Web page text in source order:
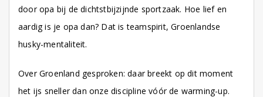
door opa bij de dichtstbijzijnde sportzaak. Hoe lief en
aardig is je opa dan? Dat is teamspirit, Groenlandse
husky-mentaliteit.
Over Groenland gesproken: daar breekt op dit moment
het ijs sneller dan onze discipline vóór de warming-up.